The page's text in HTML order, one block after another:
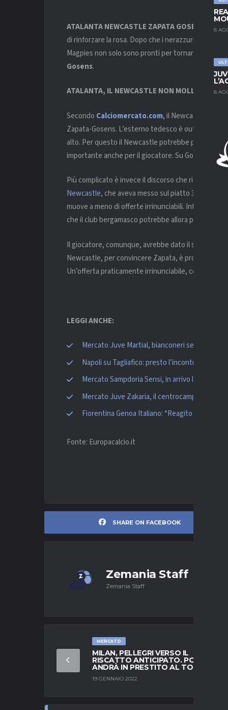
8
8
ATALANTA NEWCASTLE ZAPATA GOSENS – Il
di rinforzare la rosa. Dopo che i nerazzurri hanno
Magpies non solo sono pronti per tornare alla
Gosens.
ATALANTA, IL NEWCASTLE NON MOLLA ZAPATA.
Secondo Calciomercato.com, il Newcastle è
Zapata-Gosens. L’esterno tedesco è out per
alto. Per questo il Newcastle potrebbe presto
importante anche per il giocatore. Su Gosens,
Più complicato è invece il discorso che riguarda
Newcastle, che aveva messo sul piatto 30 milioni
muove a meno di offerte irrinunciabili. Infatti, se il
che il club bergamasco potrebbe allora pensarci su.
Il giocatore, comunque, avrebbe dato il suo
Newcastle, per convincere Zapata, è pronto ad
Un’offerta praticamente irrinunciabile,
LEGGI ANCHE:
Mercato Juve Martial, bianconeri sempre vigili
Napoli su Tagliafico: presto l’incontro tra l’Ajax
Mercato Sampdoria Sensi, in arrivo la mezzala
Mercato Juve Zakaria, il centrocampista è
Fiorentina Genoa Italiano: “Reagito dopo
Fonte: Europacalcio.it
SHARE ON FACEBOOK
Zemania Staff
Zemania Staff
MERCATO
MILAN, PELLEGRI VERSO IL
RISCATTO ANTICIPATO. POI
ANDRÀ IN PRESTITO AL TORINO
19 GENNAIO 2022